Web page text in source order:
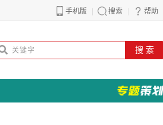
手机版 搜索 帮助
搜 索